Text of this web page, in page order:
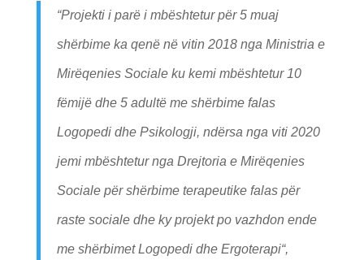
“Projekti i parë i mbështetur për 5 muaj
shërbime ka qenë në vitin 2018 nga Ministria e
Mirëqenies Sociale ku kemi mbështetur 10
fëmijë dhe 5 adultë me shërbime falas
Logopedi dhe Psikologji, ndërsa nga viti 2020
jemi mbështetur nga Drejtoria e Mirëqenies
Sociale për shërbime terapeutike falas për
raste sociale dhe ky projekt po vazhdon ende
me shërbimet Logopedi dhe Ergoterapi“,